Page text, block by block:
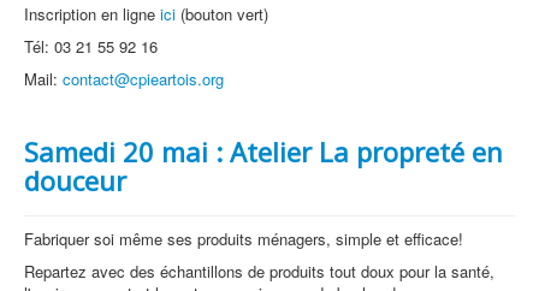
Inscription en ligne ici (bouton vert)
Tél: 03 21 55 92 16
Mail: contact@cpieartois.org
Samedi 20 mai : Atelier La propreté en
douceur
Fabriquer soi même ses produits ménagers, simple et efficace!
Repartez avec des échantillons de produits tout doux pour la santé,